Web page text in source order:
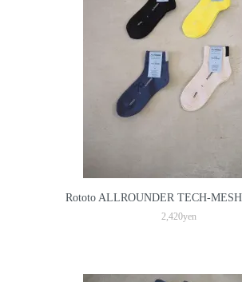
Rototo ALLROUNDER TECH-
2,420yen